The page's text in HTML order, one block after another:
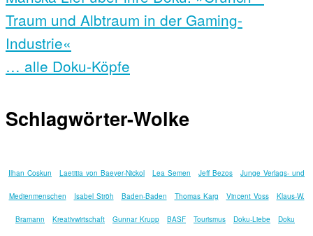
Traum und Albtraum in der Gaming-
Industrie«
… alle Doku-Köpfe
Schlagwörter-Wolke
Ilhan Coskun Laetitia von Baeyer-Nickol Lea Semen Jeff Bezos Junge Verlags- und
Medienmenschen Isabel Ströh Baden-Baden Thomas Karg Vincent Voss Klaus-W.
Bramann Kreativwirtschaft Gunnar Krupp BASF Tourismus Doku-Liebe Doku